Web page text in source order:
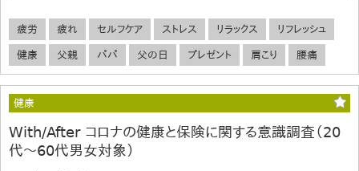
疲労 疲れ セルフケア ストレス リラックス リフレッシュ
健康 父親 パパ 父の日 プレゼント 肩こり 腰痛
健康
With/After コロナの健康と保険に関する意識調査（20
代～60代男女対象）